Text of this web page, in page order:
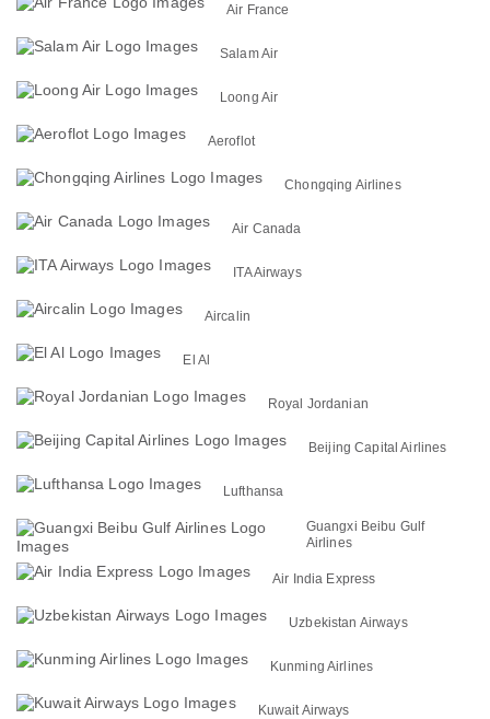
Air France
Salam Air
Loong Air
Aeroflot
Chongqing Airlines
Air Canada
ITA Airways
Aircalin
El Al
Royal Jordanian
Beijing Capital Airlines
Lufthansa
Guangxi Beibu Gulf
Airlines
Air India Express
Uzbekistan Airways
Kunming Airlines
Kuwait Airways